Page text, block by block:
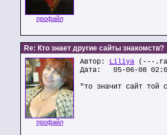
профайл
Re: Кто знает другие сайты знакомств?
профайл
Автор: Liliya (---
Дата: 05-06-08
"то значит сайт той